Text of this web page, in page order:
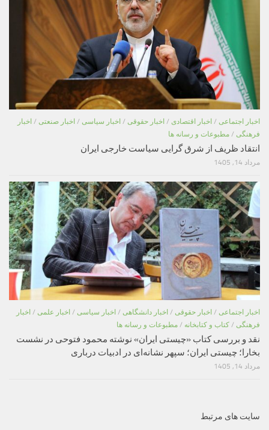
اخبار اجتماعی / اخبار اقتصادی / اخبار حقوقی / اخبار سیاسی / اخبار صنعتی / اخبار
فرهنگی / مطبوعات و رسانه ها
انتقاد ظریف از شرق گرایی سیاست خارجی ایران
مرداد 14, 1405
اخبار اجتماعی / اخبار حقوقی / اخبار دانشگاهی / اخبار سیاسی / اخبار علمی / اخبار
فرهنگی / کتاب و کتابخانه / مطبوعات و رسانه ها
نقد و بررسی کتاب «چیستی ایران» نوشته محمود فتوحی در نشست
بخارا؛ چیستی ایران؛ سپهر نشانه‌ای در ادبیات درباری
مرداد 14, 1405
سایت های مرتبط